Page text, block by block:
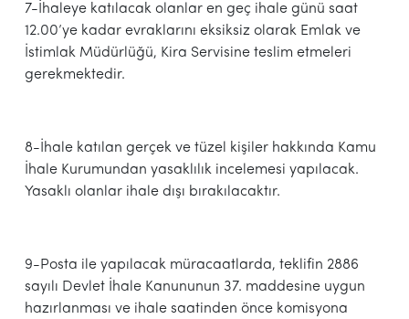
7-İhaleye katılacak olanlar en geç ihale günü saat
12.00’ye kadar evraklarını eksiksiz olarak Emlak ve
İstimlak Müdürlüğü, Kira Servisine teslim etmeleri
gerekmektedir.
8-İhale katılan gerçek ve tüzel kişiler hakkında Kamu
İhale Kurumundan yasaklılık incelemesi yapılacak.
Yasaklı olanlar ihale dışı bırakılacaktır.
9-Posta ile yapılacak müracaatlarda, teklifin 2886
sayılı Devlet İhale Kanununun 37. maddesine uygun
hazırlanması ve ihale saatinden önce komisyona